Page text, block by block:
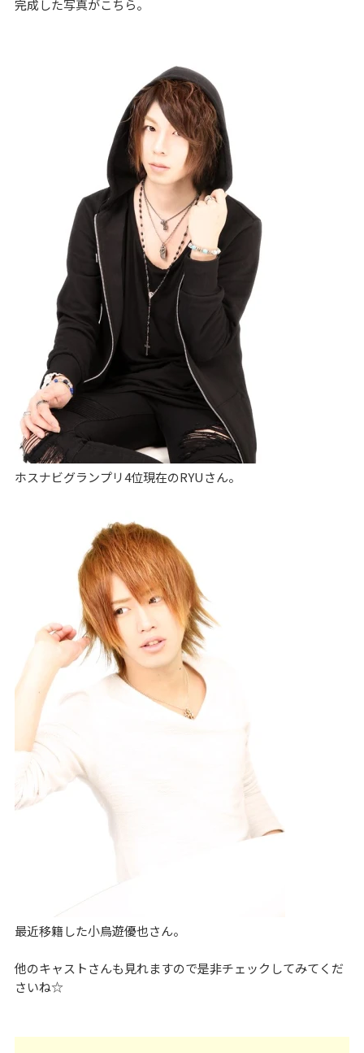
完成した写真がこちら。
ホスナビグランプリ4位現在のRYUさん。
最近移籍した小鳥遊優也さん。
他のキャストさんも見れますので是非チェックしてみてくだ
さいね☆